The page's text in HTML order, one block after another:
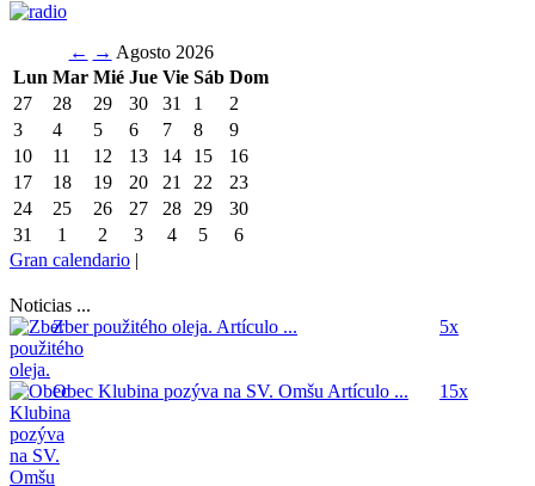
← → Agosto 2026
Lun Mar Mié Jue Vie Sáb Dom
27
28 29 30 31 1
2
3
4 5 6 7 8
9
10
11 12 13 14 15
16
17
18 19 20 21 22
23
24
25 26 27 28 29
30
31
1 2 3 4 5
6
Gran calendario |
Noticias ...
Zber použitého oleja. Artículo ... 5x
Obec Klubina pozýva na SV. Omšu Artículo ... 15x